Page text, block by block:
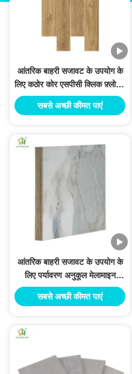
आंतरिक बाहरी सजावट के उपयोग के
लिए कठोर कोर एसपीसी क्लिक फ़्लोरिंग
प्लैंक
सबसे अच्छी कीमत पाएं
आंतरिक बाहरी सजावट के उपयोग के
लिए पर्यावरण अनुकूल मेलामाइन
प्लाईवुड मेलामाइन प्लाईवुड बोर्ड
सबसे अच्छी कीमत पाएं